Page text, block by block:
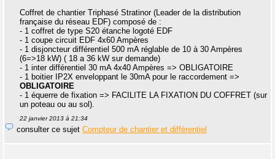
Coffret de chantier Triphasé Stratinor (Leader de la distribution
française du réseau EDF) composé de :
- 1 coffret de type S20 étanche logoté EDF
- 1 coupe circuit EDF 4x60 Ampères
- 1 disjoncteur différentiel 500 mA réglable de 10 à 30 Ampères
(6=>18 kW) ( 18 a 36 kW sur demande)
- 1 inter différentiel 30 mA 4x40 Ampères => OBLIGATOIRE
- 1 boitier IP2X enveloppant le 30mA pour le raccordement =>
OBLIGATOIRE
- 1 équerre de fixation => FACILITE LA FIXATION DU COFFRET (sur
un poteau ou au sol).
22 janvier 2013 à 21:34
consulter ce sujet Compteur de chantier et différentiel